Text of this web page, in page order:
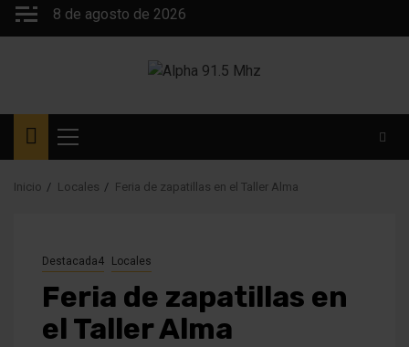
Saltar
8 de agosto de 2026
Menú
principal
Inicio Locales Feria de zapatillas en el Taller Alma
Destacada4 Locales
Feria de zapatillas en
el Taller Alma